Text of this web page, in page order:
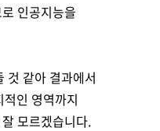
인공지능을
것 같아 결과에서
인 영역까지
모르겠습니다.